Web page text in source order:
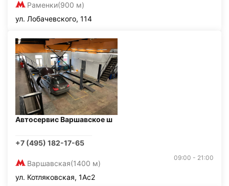
Раменки(900 м)
ул. Лобачевского, 114
Автосервис Варшавское ш
+7 (495) 182-17-65
Варшавская(1400 м)
09:00 - 21:00
ул. Котляковская, 1Ас2